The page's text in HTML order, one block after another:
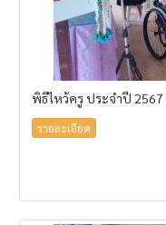
พิธีไหว้ครู ประจำปี 2567
รายละเอียด